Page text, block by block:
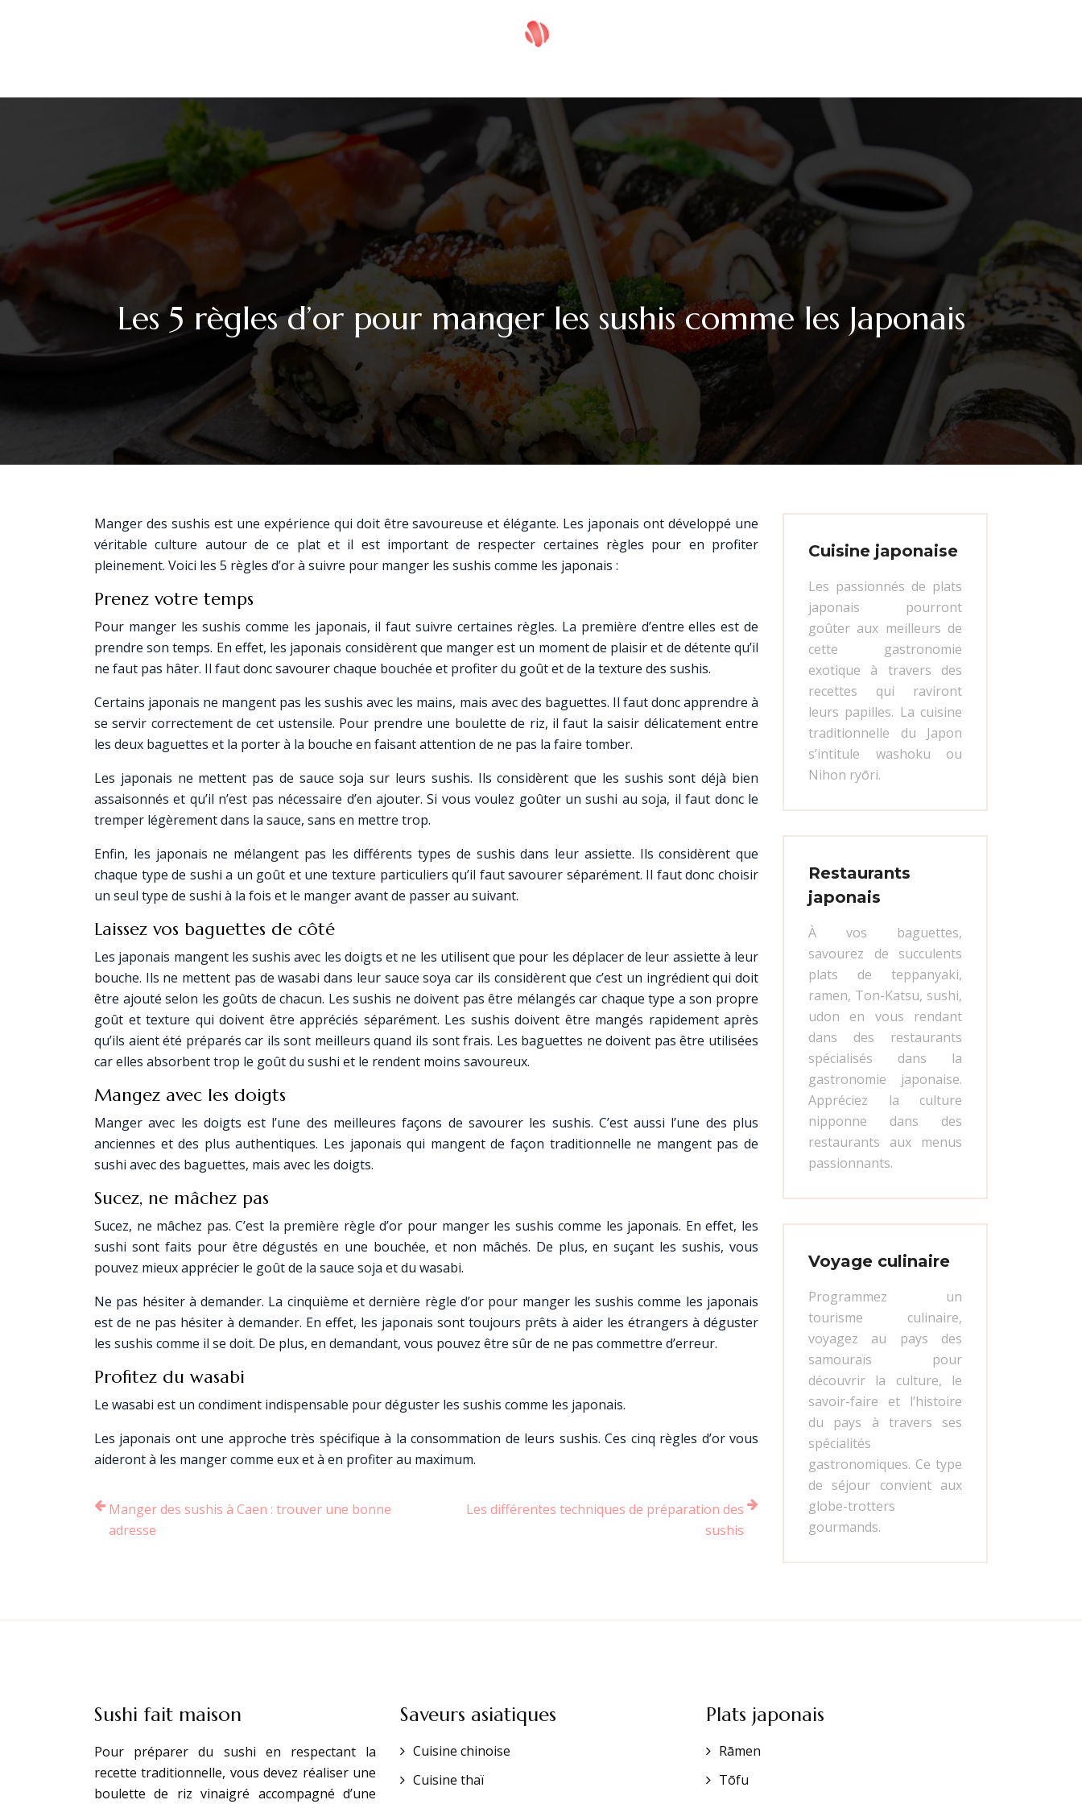
Les 5 règles d’or pour manger les sushis comme les Japonais
Manger des sushis est une expérience qui doit être savoureuse et élégante. Les japonais ont développé une
véritable culture autour de ce plat et il est important de respecter certaines règles pour en profiter
pleinement. Voici les 5 règles d’or à suivre pour manger les sushis comme les japonais :
Prenez votre temps
Pour manger les sushis comme les japonais, il faut suivre certaines règles. La première d’entre elles est de
prendre son temps. En effet, les japonais considèrent que manger est un moment de plaisir et de détente qu’il
ne faut pas hâter. Il faut donc savourer chaque bouchée et profiter du goût et de la texture des sushis.
Certains japonais ne mangent pas les sushis avec les mains, mais avec des baguettes. Il faut donc apprendre à
se servir correctement de cet ustensile. Pour prendre une boulette de riz, il faut la saisir délicatement entre
les deux baguettes et la porter à la bouche en faisant attention de ne pas la faire tomber.
Les japonais ne mettent pas de sauce soja sur leurs sushis. Ils considèrent que les sushis sont déjà bien
assaisonnés et qu’il n’est pas nécessaire d’en ajouter. Si vous voulez goûter un sushi au soja, il faut donc le
tremper légèrement dans la sauce, sans en mettre trop.
Enfin, les japonais ne mélangent pas les différents types de sushis dans leur assiette. Ils considèrent que
chaque type de sushi a un goût et une texture particuliers qu’il faut savourer séparément. Il faut donc choisir
un seul type de sushi à la fois et le manger avant de passer au suivant.
Laissez vos baguettes de côté
Les japonais mangent les sushis avec les doigts et ne les utilisent que pour les déplacer de leur assiette à leur
bouche. Ils ne mettent pas de wasabi dans leur sauce soya car ils considèrent que c’est un ingrédient qui doit
être ajouté selon les goûts de chacun. Les sushis ne doivent pas être mélangés car chaque type a son propre
goût et texture qui doivent être appréciés séparément. Les sushis doivent être mangés rapidement après
qu’ils aient été préparés car ils sont meilleurs quand ils sont frais. Les baguettes ne doivent pas être utilisées
car elles absorbent trop le goût du sushi et le rendent moins savoureux.
Mangez avec les doigts
Manger avec les doigts est l’une des meilleures façons de savourer les sushis. C’est aussi l’une des plus
anciennes et des plus authentiques. Les japonais qui mangent de façon traditionnelle ne mangent pas de
sushi avec des baguettes, mais avec les doigts.
Sucez, ne mâchez pas
Sucez, ne mâchez pas. C’est la première règle d’or pour manger les sushis comme les japonais. En effet, les
sushi sont faits pour être dégustés en une bouchée, et non mâchés. De plus, en suçant les sushis, vous
pouvez mieux apprécier le goût de la sauce soja et du wasabi.
Ne pas hésiter à demander. La cinquième et dernière règle d’or pour manger les sushis comme les japonais
est de ne pas hésiter à demander. En effet, les japonais sont toujours prêts à aider les étrangers à déguster
les sushis comme il se doit. De plus, en demandant, vous pouvez être sûr de ne pas commettre d’erreur.
Profitez du wasabi
Le wasabi est un condiment indispensable pour déguster les sushis comme les japonais.
Les japonais ont une approche très spécifique à la consommation de leurs sushis. Ces cinq règles d’or vous
aideront à les manger comme eux et à en profiter au maximum.
Manger des sushis à Caen : trouver une bonne
adresse
Les différentes techniques de préparation des
sushis
Cuisine japonaise
Les passionnés de plats
japonais pourront
goûter aux meilleurs de
cette gastronomie
exotique à travers des
recettes qui raviront
leurs papilles. La cuisine
traditionnelle du Japon
s’intitule washoku ou
Nihon ryōri.
Restaurants
japonais
À vos baguettes,
savourez de succulents
plats de teppanyaki,
ramen, Ton-Katsu, sushi,
udon en vous rendant
dans des restaurants
spécialisés dans la
gastronomie japonaise.
Appréciez la culture
nipponne dans des
restaurants aux menus
passionnants.
Voyage culinaire
Programmez un
tourisme culinaire,
voyagez au pays des
samouraïs pour
découvrir la culture, le
savoir-faire et l’histoire
du pays à travers ses
spécialités
gastronomiques. Ce type
de séjour convient aux
globe-trotters
gourmands.
Sushi fait maison
Pour préparer du sushi en respectant la
recette traditionnelle, vous devez réaliser une
boulette de riz vinaigré accompagné d’une
Saveurs asiatiques
Cuisine chinoise
Cuisine thaï
Plats japonais
Rāmen
Tōfu